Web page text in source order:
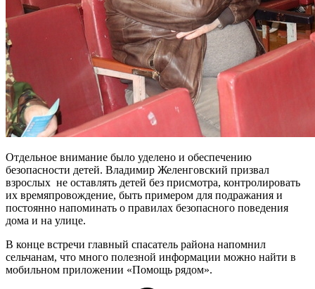
Отдельное внимание было уделено и обеспечению
безопасности детей. Владимир Желенговский призвал
взрослых не оставлять детей без присмотра, контролировать
их времяпровождение, быть примером для подражания и
постоянно напоминать о правилах безопасного поведения
дома и на улице.
В конце встречи главный спасатель района напомнил
сельчанам, что много полезной информации можно найти в
мобильном приложении «Помощь рядом».